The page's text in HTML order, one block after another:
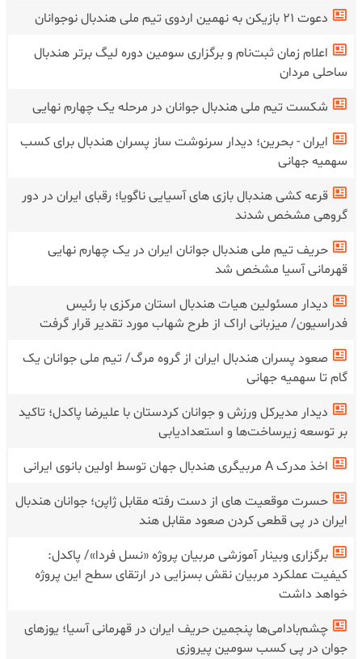
دعوت ۲۱ بازیکن به نهمین اردوی تیم ملی هندبال نوجوانان
اعلام زمان ثبت‌نام و برگزاری سومین دوره لیگ برتر هندبال
ساحلی مردان
شکست تیم ملی هندبال جوانان در‌ مرحله یک چهارم نهایی
ایران - بحرین؛ دیدار سرنوشت ساز پسران هندبال برای کسب
سهمیه جهانی
قرعه کشی هندبال بازی های آسیایی ناگویا؛ رقبای ایران در دور
گروهی مشخص شدند
حریف تیم ملی هندبال جوانان ایران در یک چهارم نهایی
قهرمانی آسیا مشخص شد
دیدار مسئولین هیات هندبال استان مرکزی با رئیس
فدراسیون/ میزبانی اراک از طرح شهاب مورد تقدیر قرار گرفت
صعود پسران هندبال ایران از گروه مرگ/ تیم ملی جوانان یک
گام تا سهمیه جهانی
دیدار مدیرکل ورزش و جوانان کردستان با علیرضا پاکدل؛ تاکید
بر توسعه زیرساخت‌ها و استعدادیابی
اخذ مدرک A مربیگری هندبال جهان توسط اولین بانوی ایرانی
حسرت موقعیت های از دست رفته مقابل ژاپن؛ جوانان هندبال
ایران در پی قطعی کردن صعود مقابل هند
برگزاری وبینار آموزشی مربیان پروژه «نسل فردا»/ پاکدل:
کیفیت عملکرد مربیان نقش بسزایی در ارتقای سطح این پروژه
خواهد داشت
چشم‌بادامی‌ها پنجمین حریف ایران در قهرمانی آسیا؛ یوز‌های
جوان در پی کسب سومین پیروزی